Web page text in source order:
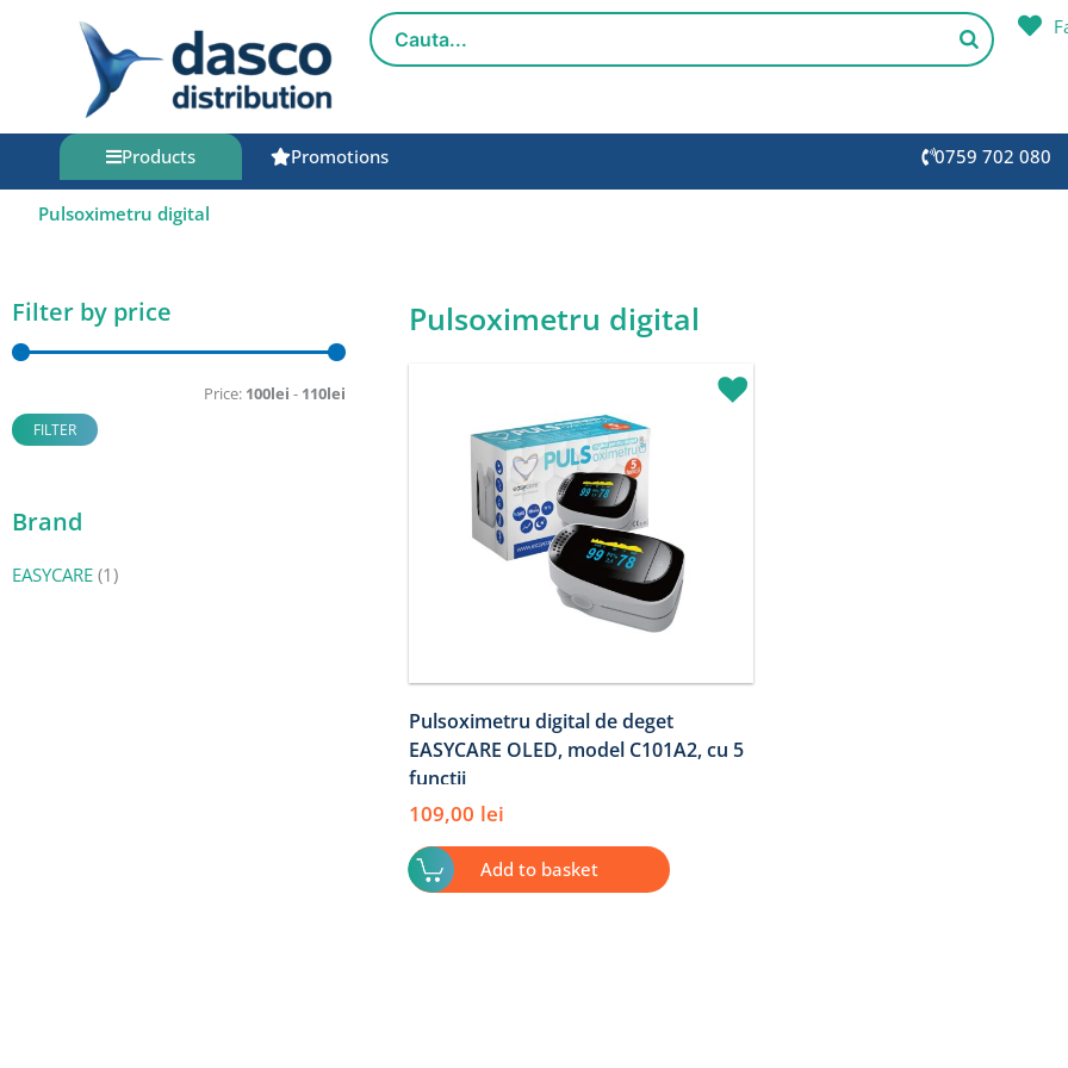
Products Promotions 0759 702 080
Pulsoximetru digital
Filter by price
price
price
FILTER
Price: 100lei - 110lei
Brand
EASYCARE (1)
Pulsoximetru digital
Pulsoximetru digital de deget
EASYCARE OLED, model C101A2, cu 5
functii
109,00 lei
Add to basket